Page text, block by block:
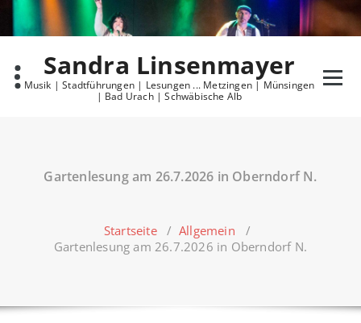
content
Sandra Linsenmayer
Musik | Stadtführungen | Lesungen ... Metzingen | Münsingen
| Bad Urach | Schwäbische Alb
Gartenlesung am 26.7.2026 in Oberndorf N.
Startseite/Allgemein /
Gartenlesung am 26.7.2026 in Oberndorf N.